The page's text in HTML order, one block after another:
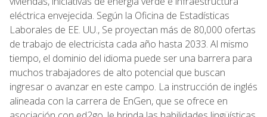
eléctrica envejecida. Según la Oficina de Estadísticas
Laborales de EE. UU., Se proyectan más de 80,000 ofertas
de trabajo de electricista cada año hasta 2033. Al mismo
tiempo, el dominio del idioma puede ser una barrera para
muchos trabajadores de alto potencial que buscan
ingresar o avanzar en este campo. La instrucción de inglés
alineada con la carrera de EnGen, que se ofrece en